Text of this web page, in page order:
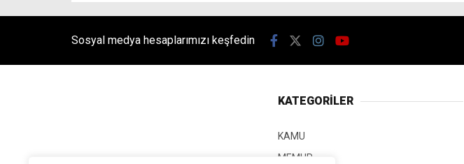
Sosyal medya hesaplarımızı keşfedin
KATEGORİLER
KAMU
MEMUR